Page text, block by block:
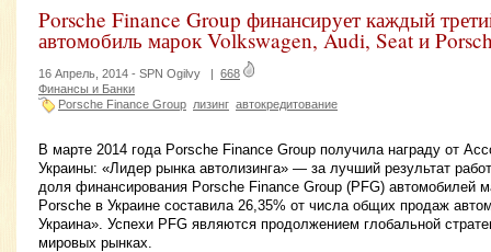
Porsche Finance Group финансирует каждый
автомобиль марок Volkswagen, Audi, Seat и
16 Апрель, 2014 - SPN Ogilvy | 668
Финансы и Банки
Porsche Finance Group лизинг автокредитование
В марте 2014 года Porsche Finance Group получила награду от
Украины: «Лидер рынка автолизинга» — за лучший результат
доля финансирования Porsche Finance Group (PFG) автомобилей
Porsche в Украине составила 26,35% от числа общих продаж
Украина». Успехи PFG являются продолжением глобальной
мировых рынках.